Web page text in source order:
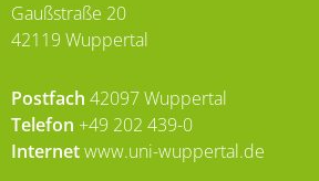
Gaußstraße 20
42119 Wuppertal
Postfach 42097 Wuppertal
Telefon +49 202 439-0
Internetwww.uni-wuppertal.de